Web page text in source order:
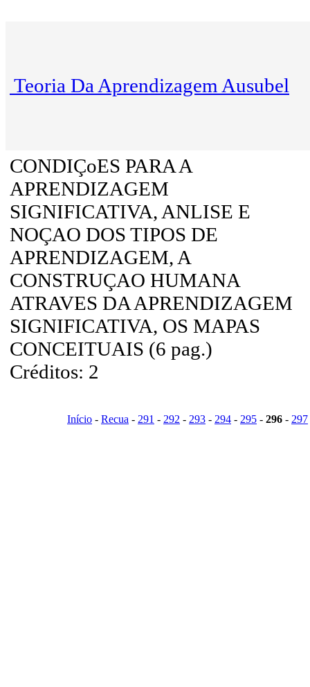
Teoria Da Aprendizagem Ausubel
CONDIÇoES PARA A
APRENDIZAGEM
SIGNIFICATIVA, ANLISE E
NOÇAO DOS TIPOS DE
APRENDIZAGEM, A
CONSTRUÇAO HUMANA
ATRAVES DA APRENDIZAGEM
SIGNIFICATIVA, OS MAPAS
CONCEITUAIS (6 pag.)
Créditos: 2
Início - Recua - 291 - 292 - 293 - 294 - 295 - 296 - 297